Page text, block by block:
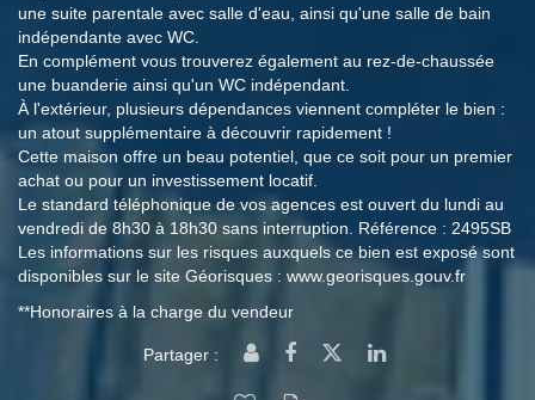
une suite parentale avec salle d'eau, ainsi qu'une salle de bain
indépendante avec WC.
En complément vous trouverez également au rez-de-chaussée
une buanderie ainsi qu'un WC indépendant.
À l'extérieur, plusieurs dépendances viennent compléter le bien :
un atout supplémentaire à découvrir rapidement !
Cette maison offre un beau potentiel, que ce soit pour un premier
achat ou pour un investissement locatif.
Le standard téléphonique de vos agences est ouvert du lundi au
vendredi de 8h30 à 18h30 sans interruption. Référence : 2495SB
Les informations sur les risques auxquels ce bien est exposé sont
disponibles sur le site Géorisques : www.georisques.gouv.fr
**Honoraires à la charge du vendeur
Partager :